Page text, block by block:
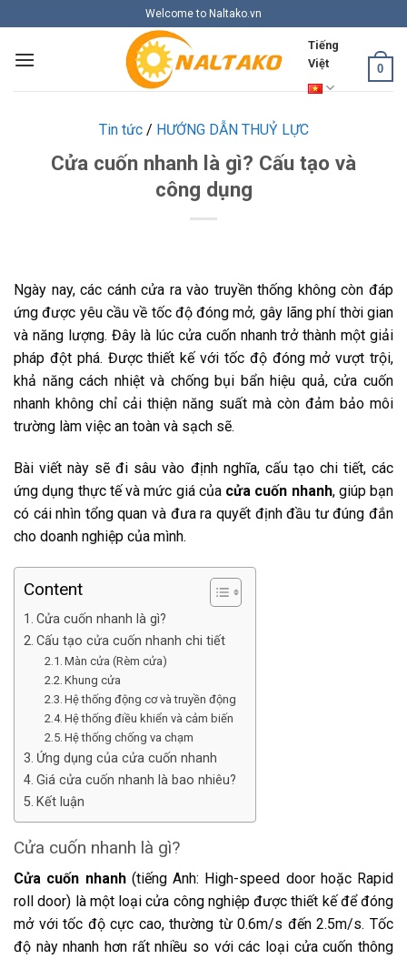
to
content
Welcome to Naltako.vn
Tiếng
Việt
0
Tin tức/ HƯỚNG DẪN THUỶ LỰC
Cửa cuốn nhanh là gì? Cấu tạo và
công dụng
Ngày nay, các cánh cửa ra vào truyền thống không còn đáp
ứng được yêu cầu về tốc độ đóng mở, gây lãng phí thời gian
và năng lượng. Đây là lúc cửa cuốn nhanh trở thành một giải
pháp đột phá. Được thiết kế với tốc độ đóng mở vượt trội,
khả năng cách nhiệt và chống bụi bẩn hiệu quả, cửa cuốn
nhanh không chỉ cải thiện năng suất mà còn đảm bảo môi
trường làm việc an toàn và sạch sẽ.
Bài viết này sẽ đi sâu vào định nghĩa, cấu tạo chi tiết, các
ứng dụng thực tế và mức giá của cửa cuốn nhanh, giúp bạn
có cái nhìn tổng quan và đưa ra quyết định đầu tư đúng đắn
cho doanh nghiệp của mình.
Content
Cửa cuốn nhanh là gì?
Cấu tạo cửa cuốn nhanh chi tiết
Màn cửa (Rèm cửa)
Khung cửa
Hệ thống động cơ và truyền động
Hệ thống điều khiển và cảm biến
Hệ thống chống va chạm
Ứng dụng của cửa cuốn nhanh
Giá cửa cuốn nhanh là bao nhiêu?
Kết luận
Cửa cuốn nhanh là gì?
Cửa cuốn nhanh(tiếng Anh: High-speed door hoặc Rapid
roll door) là một loại cửa công nghiệp được thiết kế để đóng
mở với tốc độ cực cao, thường từ 0.6m/s đến 2.5m/s. Tốc
độ này nhanh hơn rất nhiều so với các loại cửa cuốn thông